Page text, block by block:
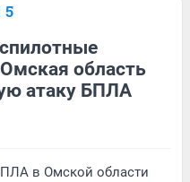
область
атаку БПЛА
в Омской области